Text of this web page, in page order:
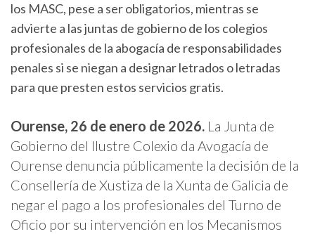
los MASC, pese a ser obligatorios, mientras se
advierte a las juntas de gobierno de los colegios
profesionales de la abogacía de responsabilidades
penales si se niegan a designar letrados o letradas
para que presten estos servicios gratis.
Ourense, 26 de enero de 2026. La Junta de
Gobierno del Ilustre Colexio da Avogacía de
Ourense denuncia públicamente la decisión de la
Consellería de Xustiza de la Xunta de Galicia de
negar el pago a los profesionales del Turno de
Oficio por su intervención en los Mecanismos